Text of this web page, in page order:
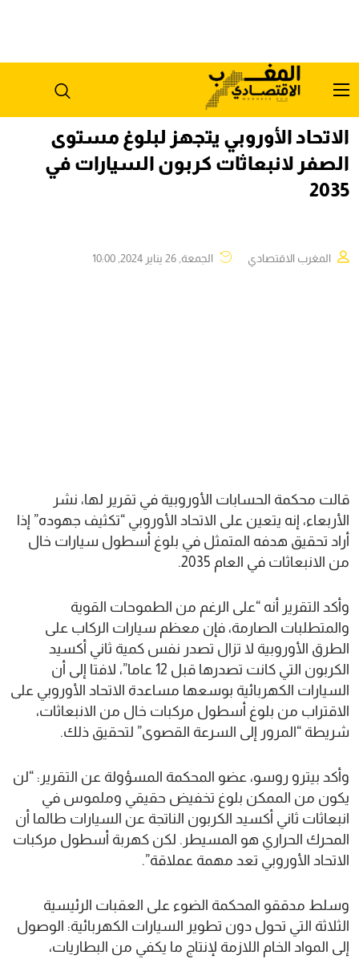
الاتحاد الأوروبي يتجهز لبلوغ مستوى
الصفر لانبعاثات كربون السيارات في
2035
المغرب الاقتصادي الجمعة, 26 يناير 2024, 10:00
قالت محكمة الحسابات الأوروبية في تقرير لها، نشر
الأربعاء، إنه يتعين على الاتحاد الأوروبي “تكثيف جهوده” إذا
أراد تحقيق هدفه المتمثل في بلوغ أسطول سيارات خال
من الانبعاثات في العام 2035.
وأكد التقرير أنه “على الرغم من الطموحات القوية
والمتطلبات الصارمة، فإن معظم سيارات الركاب على
الطرق الأوروبية لا تزال تصدر نفس كمية ثاني أكسيد
الكربون التي كانت تصدرها قبل 12 عاما”، لافتا إلى أن
السيارات الكهربائية بوسعها مساعدة الاتحاد الأوروبي على
الاقتراب من بلوغ أسطول مركبات خال من الانبعاثات،
شريطة “المرور إلى السرعة القصوى” لتحقيق ذلك.
وأكد بيترو روسو، عضو المحكمة المسؤولة عن التقرير: “لن
يكون من الممكن بلوغ تخفيض حقيقي وملموس في
انبعاثات ثاني أكسيد الكربون الناتجة عن السيارات طالما أن
المحرك الحراري هو المسيطر. لكن كهربة أسطول مركبات
الاتحاد الأوروبي تعد مهمة عملاقة”.
وسلط مدققو المحكمة الضوء على العقبات الرئيسية
الثلاثة التي تحول دون تطوير السيارات الكهربائية: الوصول
إلى المواد الخام اللازمة لإنتاج ما يكفي من البطاريات،